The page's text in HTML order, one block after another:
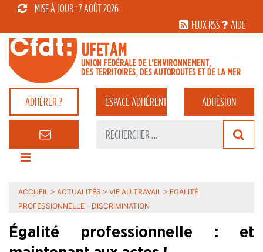
MISE À JOUR : 7 AOÛT 2026
FLUX RSS
AIDE
ADHÉRER ? ESPACEADHÉRENT ADHÉSION
ACCUEIL > ACTUALITÉS > VIE AU TRAVAIL > EGALITÉ
PROFESSIONNELLE - DISCRIMINATION
Égalité professionnelle : et